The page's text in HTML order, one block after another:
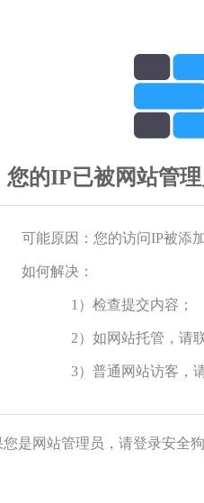
您的IP已被网站管
可能原因：您的访问IP被添
如何解决：
1）检查提交内容；
2）如网站托管，请
3）普通网站访客，
您是网站管理员，请登录安全狗